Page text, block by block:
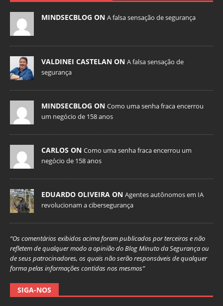
MINDSECBLOG ON A falsa sensação de segurança
VALDINEI CASTELAN ON A falsa sensação de
segurança
MINDSECBLOG ON Como uma senha fraca encerrou
um negócio de 158 anos
CARLOS ON Como uma senha fraca encerrou um
negócio de 158 anos
EDUARDO OLIVEIRA ON Agentes autônomos em IA
revolucionam a cibersegurança
“Os comentários exibidos acima foram publicados por terceiros e não
refletem de qualquer modo a opinião do Blog Minuto da Segurança ou
de seus patrocinadores, os quais não serão responsáveis de qualquer
forma pelas informações contidas nos mesmos”
SIGA-NOS